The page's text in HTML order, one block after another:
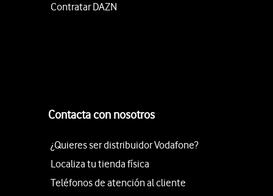
Contratar DAZN
Contacta con nosotros
¿Quieres ser distribuidor Vodafone?
Localiza tu tienda física
Teléfonos de atención al cliente